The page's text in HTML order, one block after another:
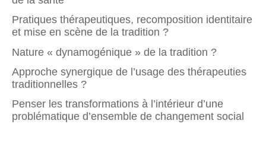
Pratiques thérapeutiques, recomposition identitaire
et mise en scène de la tradition ?
Nature « dynamogénique » de la tradition ?
Approche synergique de l’usage des thérapeuties
traditionnelles ?
Penser les transformations à l’intérieur d’une
problématique d’ensemble de changement social